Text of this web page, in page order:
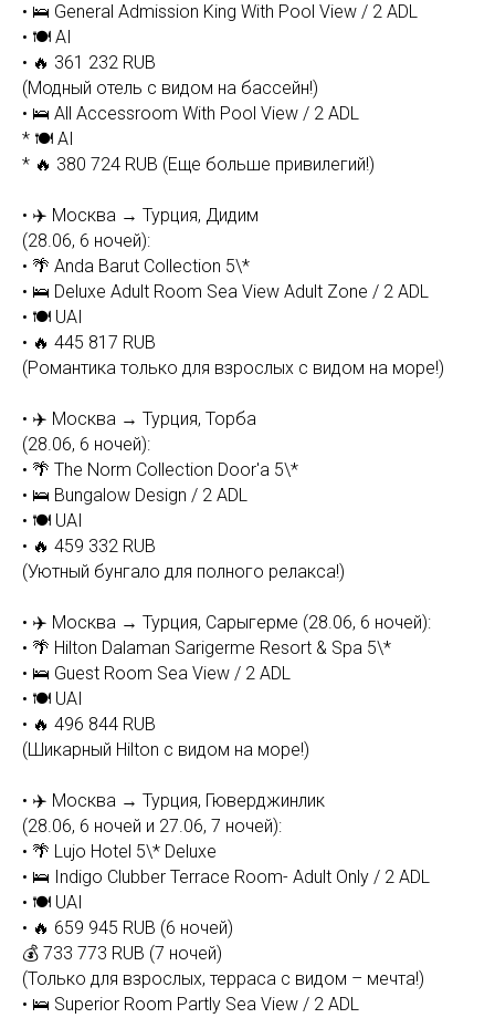
• 🛌 General Admission King With Pool View / 2 ADL
• 🍽 AI
• 🔥 361 232 RUB
(Модный отель с видом на бассейн!)
• 🛌 All Accessroom With Pool View / 2 ADL
* 🍽 AI
* 🔥 380 724 RUB (Еще больше привилегий!)
• ✈️ Москва → Турция, Дидим
(28.06, 6 ночей):
• 🌴 Anda Barut Collection 5\*
• 🛌 Deluxe Adult Room Sea View Adult Zone / 2 ADL
• 🍽 UAI
• 🔥 445 817 RUB
(Романтика только для взрослых с видом на море!)
• ✈️ Москва → Турция, Торба
(28.06, 6 ночей):
• 🌴 The Norm Collection Door'a 5\*
• 🛌 Bungalow Design / 2 ADL
• 🍽 UAI
• 🔥 459 332 RUB
(Уютный бунгало для полного релакса!)
• ✈️ Москва → Турция, Сарыгерме (28.06, 6 ночей):
• 🌴 Hilton Dalaman Sarigerme Resort & Spa 5\*
• 🛌 Guest Room Sea View / 2 ADL
• 🍽 UAI
• 🔥 496 844 RUB
(Шикарный Hilton с видом на море!)
• ✈️ Москва → Турция, Гюверджинлик
(28.06, 6 ночей и 27.06, 7 ночей):
• 🌴 Lujo Hotel 5\* Deluxe
• 🛌 Indigo Clubber Terrace Room- Adult Only / 2 ADL
• 🍽 UAI
• 🔥 659 945 RUB (6 ночей)
💰 733 773 RUB (7 ночей)
(Только для взрослых, терраса с видом – мечта!)
• 🛌 Superior Room Partly Sea View / 2 ADL